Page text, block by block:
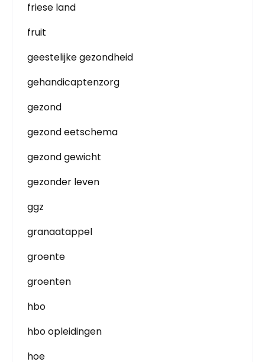
friese land
fruit
geestelijke gezondheid
gehandicaptenzorg
gezond
gezond eetschema
gezond gewicht
gezonder leven
ggz
granaatappel
groente
groenten
hbo
hbo opleidingen
hoe